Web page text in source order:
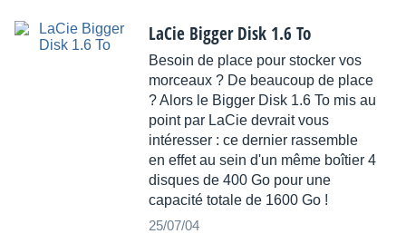
LaCie Bigger Disk 1.6 To
Besoin de place pour stocker vos
morceaux ? De beaucoup de place
? Alors le Bigger Disk 1.6 To mis au
point par LaCie devrait vous
intéresser : ce dernier rassemble
en effet au sein d'un même boîtier 4
disques de 400 Go pour une
capacité totale de 1600 Go !
25/07/04